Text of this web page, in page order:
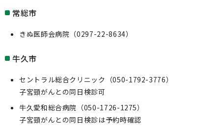
常総市
きぬ医師会病院（0297-22-8634）
牛久市
セントラル総合クリニック（050-1792-3776）
子宮頸がんとの同日検診可
牛久愛和総合病院（050-1726-1275）
子宮頸がんとの同日検診は予約時確認